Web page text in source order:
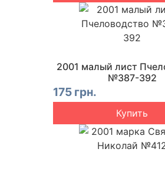
2001 малый лист
№387-392
175 грн.
Купить